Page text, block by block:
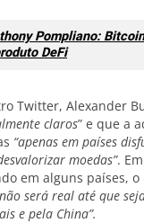
Pompliano:
DeFi
Twitter, Alexander
claros” e que a
“apenas em países
moedas”.
em alguns países,
será real até que
e pela China”.